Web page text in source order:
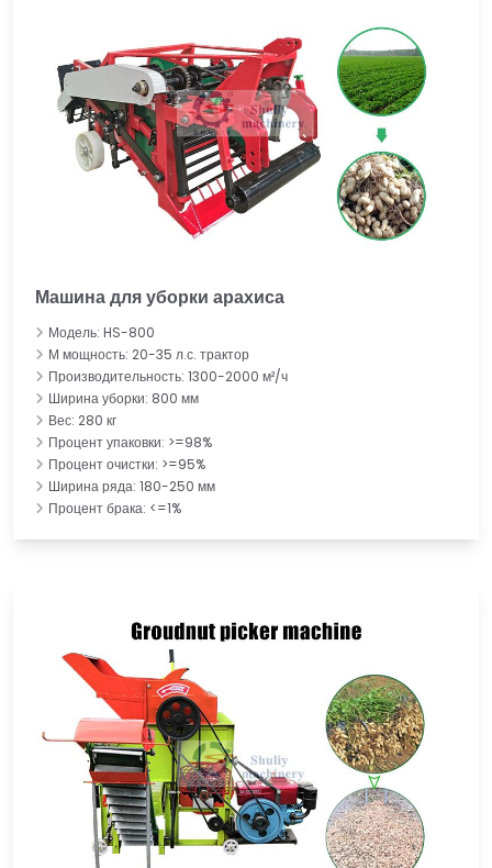
Машина для уборки арахиса
Модель: HS-800
М мощность: 20-35 л.с. трактор
Производительность: 1300-2000 м²/ч
Ширина уборки: 800 мм
Вес: 280 кг
Процент упаковки: >=98%
Процент очистки: >=95%
Ширина ряда: 180-250 мм
Процент брака: <=1%